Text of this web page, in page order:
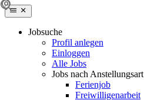
Jobsuche
Profil anlegen
Einloggen
Alle Jobs
Jobs nach Anstellungsart
Ferienjob
Freiwilligenarbeit